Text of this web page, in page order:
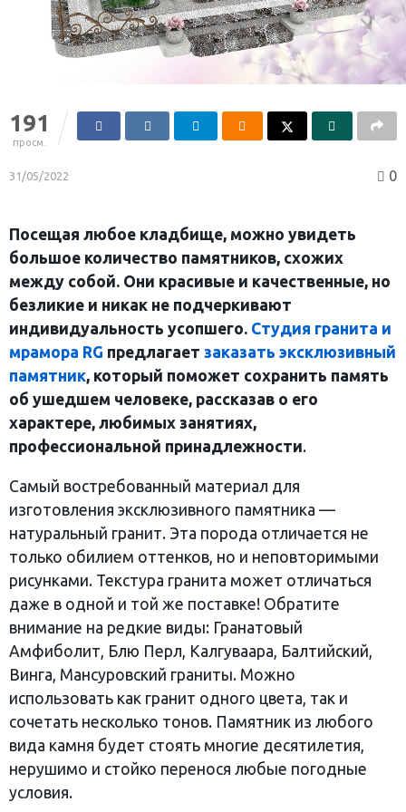
191
просм.
31/05/2022 0
Посещая любое кладбище, можно увидеть
большое количество памятников, схожих
между собой. Они красивые и качественные, но
безликие и никак не подчеркивают
индивидуальность усопшего. Студия гранита и
мрамора RG предлагает заказать эксклюзивный
памятник, который поможет сохранить память
об ушедшем человеке, рассказав о его
характере, любимых занятиях,
профессиональной принадлежности.
Самый востребованный материал для
изготовления эксклюзивного памятника —
натуральный гранит. Эта порода отличается не
только обилием оттенков, но и неповторимыми
рисунками. Текстура гранита может отличаться
даже в одной и той же поставке! Обратите
внимание на редкие виды: Гранатовый
Амфиболит, Блю Перл, Калгуваара, Балтийский,
Винга, Мансуровский граниты. Можно
использовать как гранит одного цвета, так и
сочетать несколько тонов. Памятник из любого
вида камня будет стоять многие десятилетия,
нерушимо и стойко перенося любые погодные
условия.